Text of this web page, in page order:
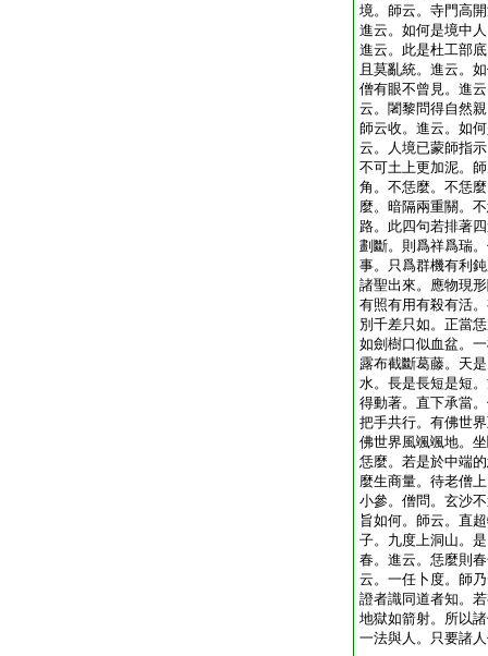
境。師云。寺門高
進云。如何是境中
進云。此是杜工部
且莫亂統。進云。
僧有眼不曾見。進
云。闍黎問得自然
師云收。進云。如
云。人境已蒙師指
不可土上更加泥。
角。不恁麼。不恁
麼。暗隔兩重關。
路。此四句若排著
劃斷。則爲祥爲瑞
事。只爲群機有利
諸聖出來。應物現
有照有用有殺有活
別千差只如。正當
如劍樹口似血盆。
露布截斷葛藤。天
水。長是長短是短
得動著。直下承當
把手共行。有佛世
佛世界風颯颯地。
恁麼。若是於中端
麼生商量。待老僧
小參。僧問。玄沙
旨如何。師云。直
子。九度上洞山。
春。進云。恁麼則
云。一任卜度。師
證者識同道者知。
地獄如箭射。所以
一法與人。只要諸